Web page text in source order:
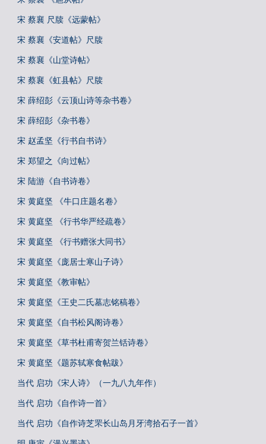
宋 蔡襄 尺牍《远蒙帖》
宋 蔡襄《安道帖》尺牍
宋 蔡襄《山堂诗帖》
宋 蔡襄《虹县帖》尺牍
宋 薛绍彭《云顶山诗等杂书卷》
宋 薛绍彭《杂书卷》
宋 赵孟坚《行书自书诗》
宋 郑望之《向过帖》
宋 陆游《自书诗卷》
宋 黄庭坚 《牛口庄题名卷》
宋 黄庭坚 《行书华严经疏卷》
宋 黄庭坚 《行书赠张大同书》
宋 黄庭坚《庞居士寒山子诗》
宋 黄庭坚《教审帖》
宋 黄庭坚《王史二氏墓志铭稿卷》
宋 黄庭坚《自书松风阁诗卷》
宋 黄庭坚《草书杜甫寄贺兰铦诗卷》
宋 黄庭坚《题苏轼寒食帖跋》
当代 启功《宋人诗》（一九八九年作）
当代 启功《自作诗一首》
当代 启功《自作诗芝罘长山岛月牙湾拾石子一首》